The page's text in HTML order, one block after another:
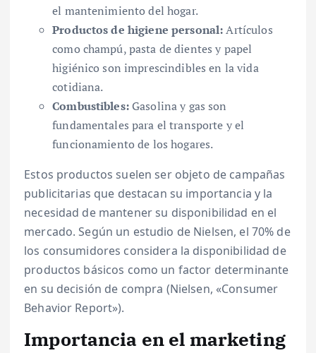
el mantenimiento del hogar.
Productos de higiene personal:Artículos
como champú, pasta de dientes y papel
higiénico son imprescindibles en la vida
cotidiana.
Combustibles:Gasolina y gas son
fundamentales para el transporte y el
funcionamiento de los hogares.
Estos productos suelen ser objeto de campañas
publicitarias que destacan su importancia y la
necesidad de mantener su disponibilidad en el
mercado. Según un estudio de Nielsen, el 70% de
los consumidores considera la disponibilidad de
productos básicos como un factor determinante
en su decisión de compra (Nielsen, «Consumer
Behavior Report»).
Importancia en el marketing